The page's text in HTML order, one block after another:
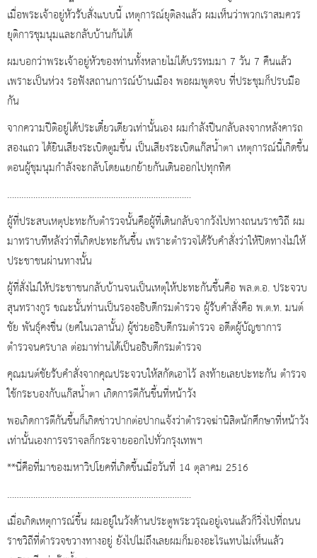
เมื่อพระเจ้าอยู่หัวรับสั่งแบบนี้ เหตุการณ์ยุติลงแล้ว ผมเห็นว่าพวกเราสมควร
ยุติการชุมนุมและกลับบ้านกันได้
ผมบอกว่าพระเจ้าอยู่หัวของท่านทั้งหลายไม่ได้บรรทมมา 7 วัน 7 คืนแล้ว
เพราะเป็นห่วง รอฟังสถานการณ์บ้านเมือง พอผมพูดจบ ที่ประชุมก็ปรบมือ
กัน
จากความปีติอยู่ได้ประเดี๋ยวเดียวเท่านั้นเอง ผมกำลังปีนกลับลงจากหลังคารถ
สองแถว ได้ยินเสียงระเบิดตูมขึ้น เป็นเสียงระเบิดแก๊สน้ำตา เหตุการณ์นี้เกิดขึ้น
ตอนผู้ชุมนุมกำลังจะกลับโดยแยกย้ายกันเดินออกไปทุกทิศ
……………………………………………………………………
ผู้ที่ประสบเหตุปะทะกับตำรวจนั้นคือผู้ที่เดินกลับจากวังไปทางถนนราชวิถี ผม
มาทราบทีหลังว่าที่เกิดปะทะกันขึ้น เพราะตำรวจได้รับคำสั่งว่าให้ปิดทางไม่ให้
ประชาชนผ่านทางนั้น
ผู้ที่สั่งไม่ให้ประชาชนกลับบ้านจนเป็นเหตุให้ปะทะกันขึ้นคือ พล.ต.อ. ประจวบ
สุนทรางกูร ขณะนั้นท่านเป็นรองอธิบดีกรมตำรวจ ผู้รับคำสั่งคือ พ.ต.ท. มนต์
ชัย พันธุ์คงชื่น (ยศในเวลานั้น) ผู้ช่วยอธิบดีกรมตำรวจ อดีตผู้บัญชาการ
ตำรวจนครบาล ต่อมาท่านได้เป็นอธิบดีกรมตำรวจ
คุณมนต์ชัยรับคำสั่งจากคุณประจวบให้สกัดเอาไว้ ลงท้ายเลยปะทะกัน ตำรวจ
ใช้กระบองกับแก๊สน้ำตา เกิดการตีกันขึ้นที่หน้าวัง
พอเกิดการตีกันขึ้นก็เกิดข่าวปากต่อปากแจ้งว่าตำรวจฆ่านิสิตนักศึกษาที่หน้าวัง
เท่านั้นเองการจราจลก็กระจายออกไปทั่วกรุงเทพฯ
**นี่คือที่มาของมหาวิปโยคที่เกิดขึ้นเมื่อวันที่ 14 ตุลาคม 2516
……………………………………………………………………
เมื่อเกิดเหตุการณ์ขึ้น ผมอยู่ในวังด้านประตูพระวรุณอยู่เจนแล้วก็วิ่งไปที่ถนน
ราชวิถีที่ตำรวจขวางทางอยู่ ยังไปไม่ถึงเลยผมก็มองอะไรแทบไม่เห็นแล้ว